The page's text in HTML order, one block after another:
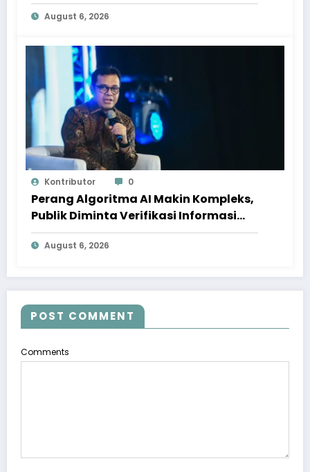
August 6, 2026
Kontributor 0
Perang Algoritma AI Makin Kompleks,
Publik Diminta Verifikasi Informasi
Digital
August 6, 2026
POST COMMENT
Comments